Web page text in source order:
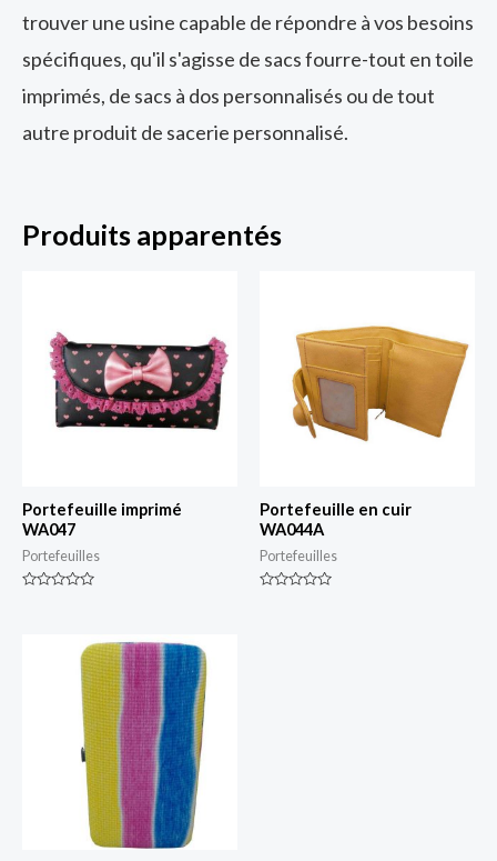
trouver une usine capable de répondre à vos besoins
spécifiques, qu'il s'agisse de sacs fourre-tout en toile
imprimés, de sacs à dos personnalisés ou de tout
autre produit de sacerie personnalisé.
Produits apparentés
Portefeuille imprimé
WA047
Portefeuilles
Portefeuille en cuir
WA044A
Portefeuilles